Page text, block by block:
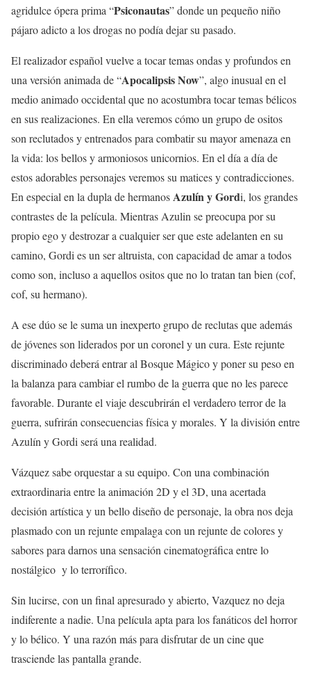
agridulce ópera prima “Psiconautas” donde un pequeño niño
pájaro adicto a los drogas no podía dejar su pasado.
El realizador español vuelve a tocar temas ondas y profundos en
una versión animada de “Apocalipsis Now”, algo inusual en el
medio animado occidental que no acostumbra tocar temas bélicos
en sus realizaciones. En ella veremos cómo un grupo de ositos
son reclutados y entrenados para combatir su mayor amenaza en
la vida: los bellos y armoniosos unicornios. En el día a día de
estos adorables personajes veremos su matices y contradicciones.
En especial en la dupla de hermanosAzulín y Gordi, los grandes
contrastes de la película. Mientras Azulin se preocupa por su
propio ego y destrozar a cualquier ser que este adelanten en su
camino, Gordi es un ser altruista, con capacidad de amar a todos
como son, incluso a aquellos ositos que no lo tratan tan bien (cof,
cof, su hermano).
A ese dúo se le suma un inexperto grupo de reclutas que además
de jóvenes son liderados por un coronel y un cura. Este rejunte
discriminado deberá entrar al Bosque Mágico y poner su peso en
la balanza para cambiar el rumbo de la guerra que no les parece
favorable. Durante el viaje descubrirán el verdadero terror de la
guerra, sufrirán consecuencias física y morales. Y la división entre
Azulín y Gordi será una realidad.
Vázquez sabe orquestar a su equipo. Con una combinación
extraordinaria entre la animación 2D y el 3D, una acertada
decisión artística y un bello diseño de personaje, la obra nos deja
plasmado con un rejunte empalaga con un rejunte de colores y
sabores para darnos una sensación cinematográfica entre lo
nostálgico y lo terrorífico.
Sin lucirse, con un final apresurado y abierto, Vazquez no deja
indiferente a nadie. Una película apta para los fanáticos del horror
y lo bélico. Y una razón más para disfrutar de un cine que
trasciende las pantalla grande.